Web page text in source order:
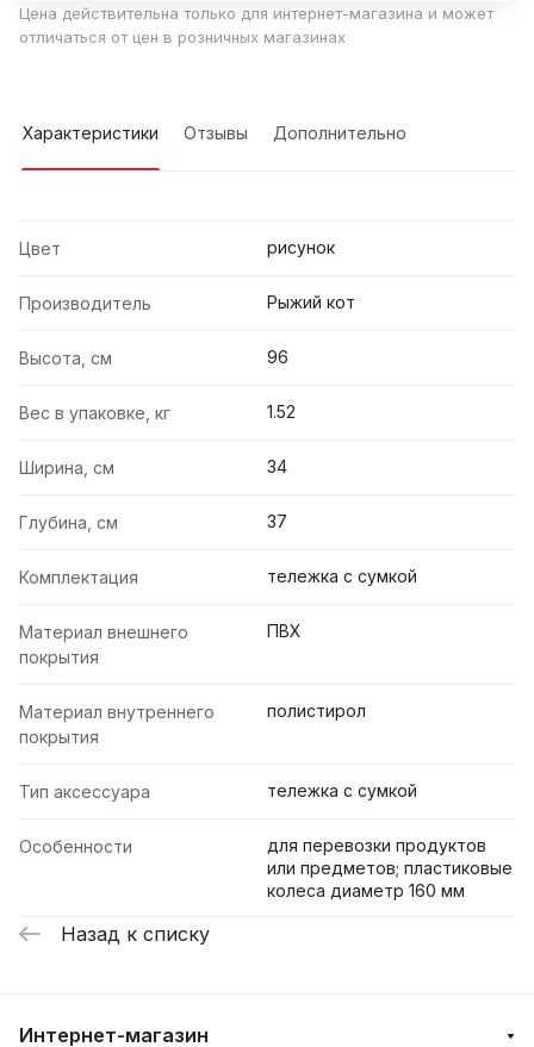
Цена действительна только для интернет-магазина и может
отличаться от цен в розничных магазинах
Характеристики Отзывы Дополнительно
Цвет рисунок
Производитель Рыжий кот
Высота, см 96
Вес в упаковке, кг 1.52
Ширина, см 34
Глубина, см 37
Комплектация тележка с сумкой
Материал внешнего
покрытия
ПВХ
Материал внутреннего
покрытия
полистирол
Тип аксессуара тележка с сумкой
Особенности
для перевозки продуктов
или предметов; пластиковые
колеса диаметр 160 мм
Назад к списку
Интернет-магазин